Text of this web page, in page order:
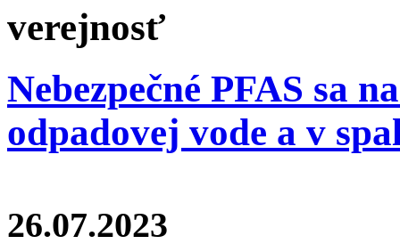
verejnosť
Nebezpečné PFAS sa
odpadovej vode a v
26.07.2023